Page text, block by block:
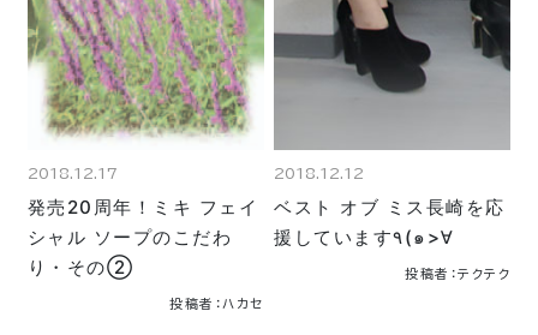
2018.12.17
発売20周年！ミキ フェイ
シャル ソープのこだわ
り・その②
投稿者：ハカセ
2018.12.12
ベスト オブ ミス長崎を応
援しています٩(๑>∀
投稿者：テクテク